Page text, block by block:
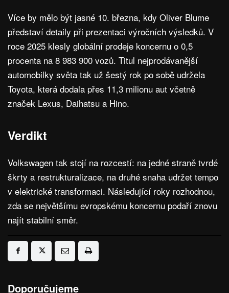
Více by mělo být jasné 10. března, kdy Oliver Blume
představí detaily při prezentaci výročních výsledků. V
roce 2025 klesly globální prodeje koncernu o 0,5
procenta na 8 983 900 vozů. Titul nejprodávanější
automobilky světa tak už šestý rok po sobě udržela
Toyota, která dodala přes 11,3 milionu aut včetně
značek Lexus, Daihatsu a Hino.
Verdikt
Volkswagen tak stojí na rozcestí: na jedné straně tvrdé
škrty a restrukturalizace, na druhé snaha udržet tempo
v elektrické transformaci. Následující roky rozhodnou,
zda se největšímu evropskému koncernu podaří znovu
najít stabilní směr.
Doporučujeme